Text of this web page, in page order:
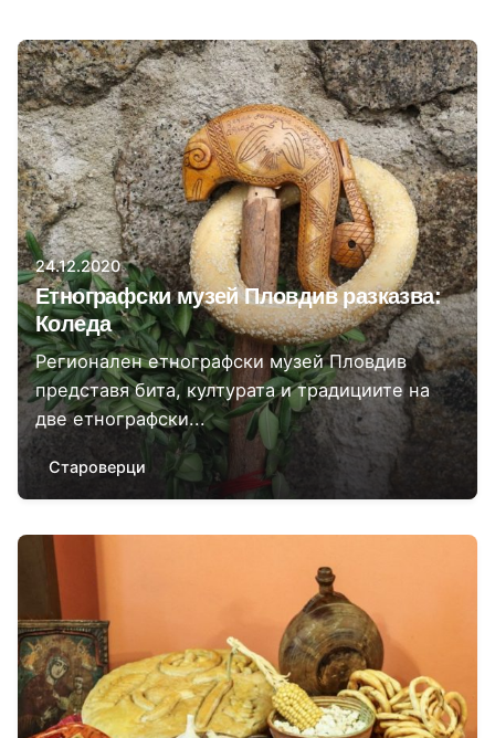
Автор
Регионален етнографски музей Пловдив
24.12.2020
Етнографски музей Пловдив разказва:
Коледа
Регионален етнографски музей Пловдив
представя бита, културата и традициите на
две етнографски...
Староверци
Регионален етнографски музей Пловдив